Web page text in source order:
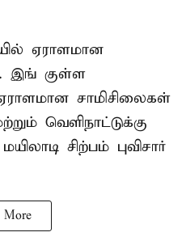
ஏராளமான
இங் குள்ள
ஏராளமான சாமிசிலைகள்
வெளிநாட்டுக்கு
சிற்பம் புவிசார்
More